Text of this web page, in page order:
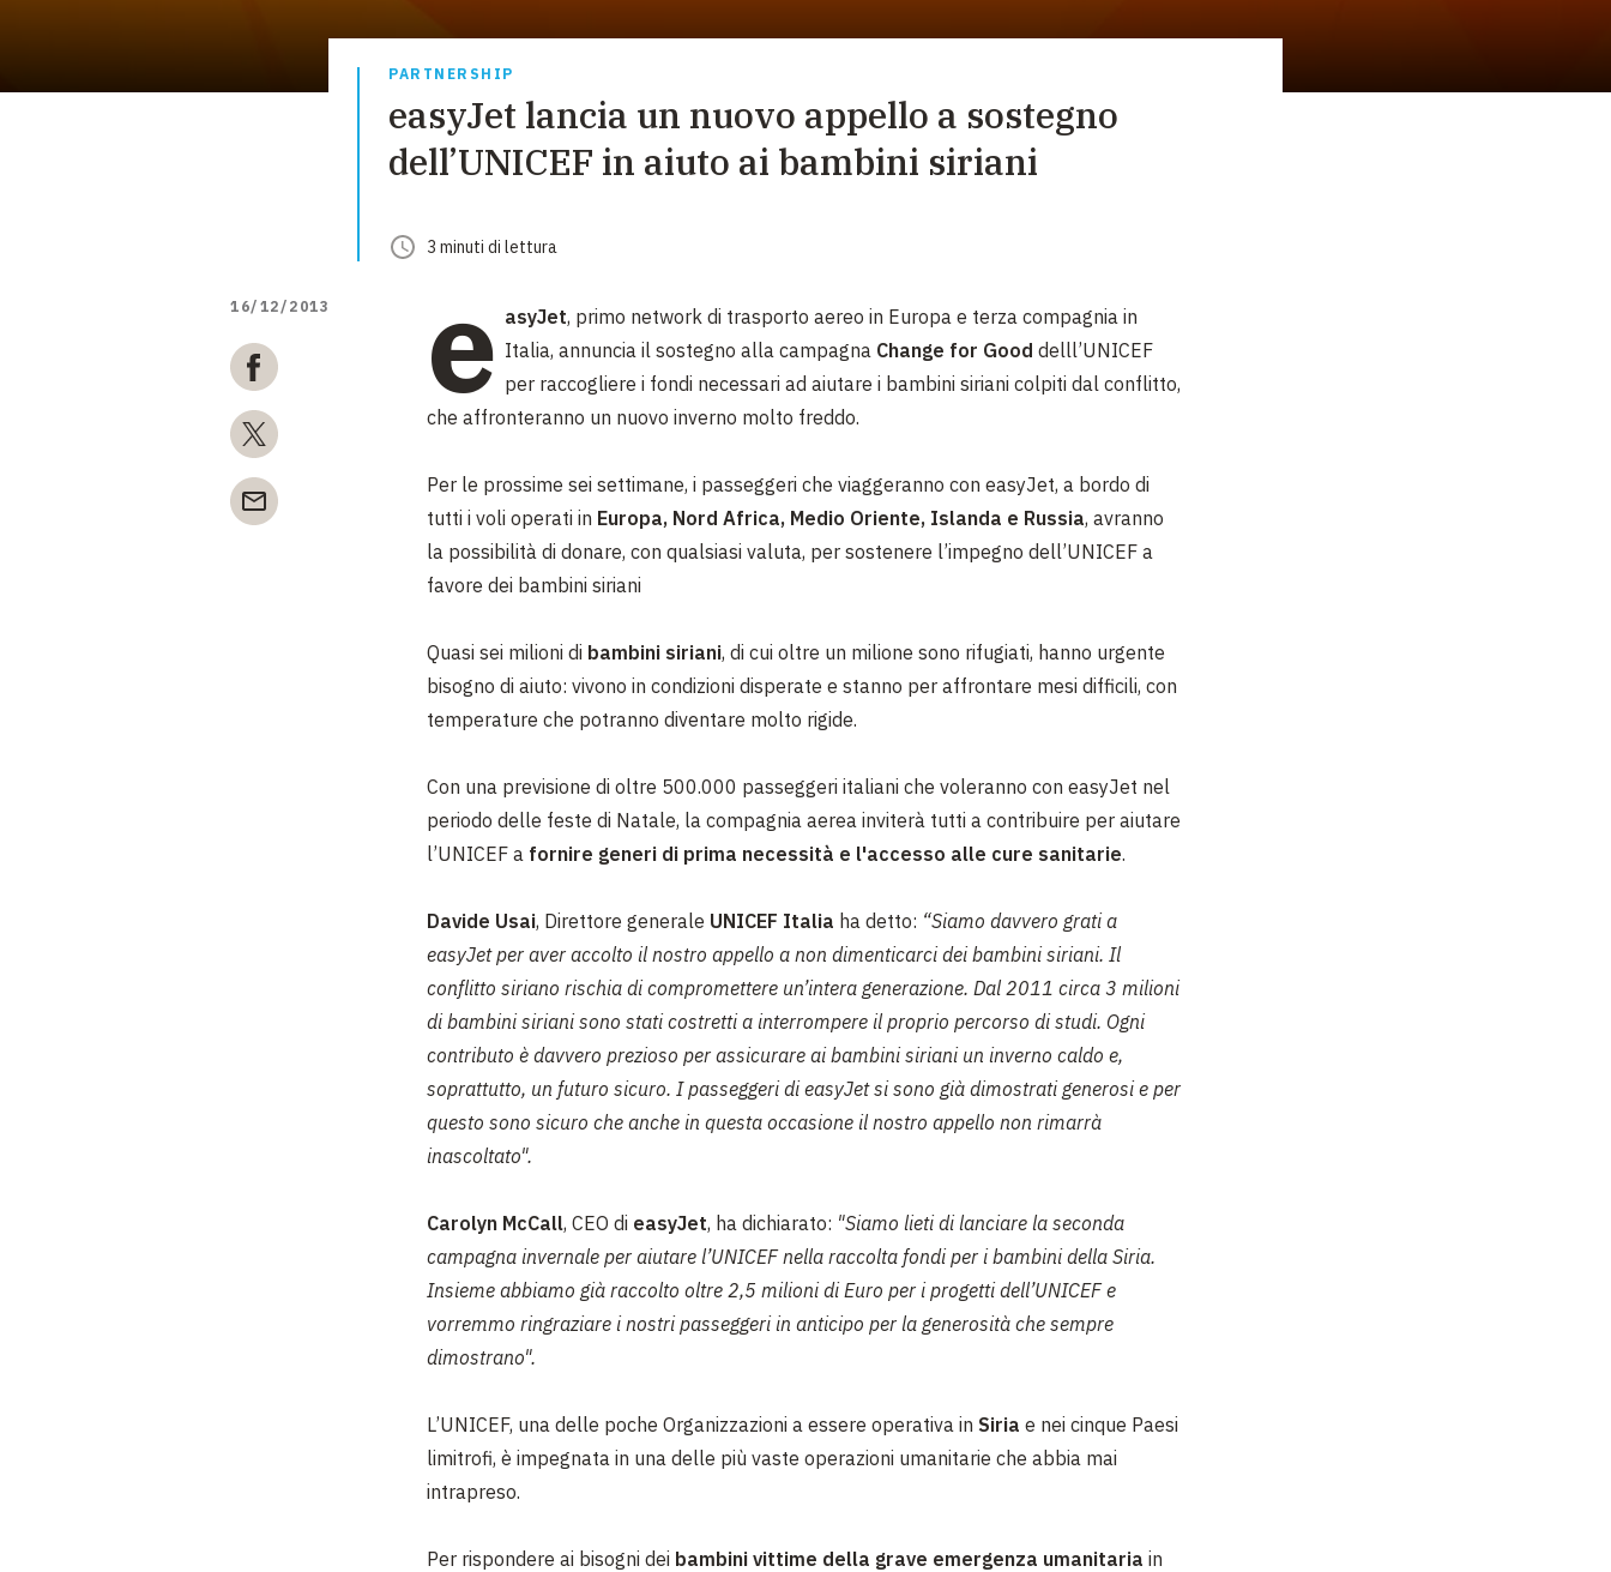
DIVERSI MODI PER DONARE. SCEGLI IL PIÙ
PARTNERSHIP
easyJet lancia un nuovo appello a sostegno
dell’UNICEF in aiuto ai bambini siriani
3 minuti di lettura
16/12/2013 e asyJet, primo network di trasporto aereo in Europa e terza compagnia in
Italia, annuncia il sostegno alla campagna Change for Good delll’UNICEF
per raccogliere i fondi necessari ad aiutare i bambini siriani colpiti dal conflitto,
che affronteranno un nuovo inverno molto freddo.
Per le prossime sei settimane, i passeggeri che viaggeranno con easyJet, a bordo di
tutti i voli operati in Europa, Nord Africa, Medio Oriente, Islanda e Russia, avranno
la possibilità di donare, con qualsiasi valuta, per sostenere l’impegno dell’UNICEF a
favore dei bambini siriani
Quasi sei milioni di bambini siriani, di cui oltre un milione sono rifugiati, hanno urgente
bisogno di aiuto: vivono in condizioni disperate e stanno per affrontare mesi difficili, con
temperature che potranno diventare molto rigide.
Con una previsione di oltre 500.000 passeggeri italiani che voleranno con easyJet nel
periodo delle feste di Natale, la compagnia aerea inviterà tutti a contribuire per aiutare
l’UNICEF a fornire generi di prima necessità e l'accesso alle cure sanitarie.
Davide Usai, Direttore generale UNICEF Italia ha detto: “Siamo davvero grati a
easyJet per aver accolto il nostro appello a non dimenticarci dei bambini siriani. Il
conflitto siriano rischia di compromettere un’intera generazione. Dal 2011 circa 3 milioni
di bambini siriani sono stati costretti a interrompere il proprio percorso di studi. Ogni
contributo è davvero prezioso per assicurare ai bambini siriani un inverno caldo e,
soprattutto, un futuro sicuro. I passeggeri di easyJet si sono già dimostrati generosi e per
questo sono sicuro che anche in questa occasione il nostro appello non rimarrà
inascoltato".
Carolyn McCall, CEO di easyJet, ha dichiarato: "Siamo lieti di lanciare la seconda
campagna invernale per aiutare l’UNICEF nella raccolta fondi per i bambini della Siria.
Insieme abbiamo già raccolto oltre 2,5 milioni di Euro per i progetti dell’UNICEF e
vorremmo ringraziare i nostri passeggeri in anticipo per la generosità che sempre
dimostrano".
L’UNICEF, una delle poche Organizzazioni a essere operativa in Siria e nei cinque Paesi
limitrofi, è impegnata in una delle più vaste operazioni umanitarie che abbia mai
intrapreso.
Per rispondere ai bisogni dei bambini vittime della grave emergenza umanitaria in